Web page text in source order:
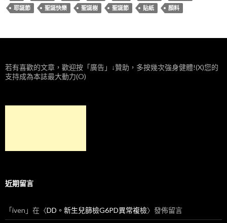
耶誕節
聖誕快樂 聖誕樹 聖誕節 貼紙 顏料
若有喜歡的文章，歡迎按「廣告」↓贊助，多按幾次強身健體!(X)您的
支持成為本誌最大動力(O)
近期留言
「iven 」在〈DD。新生兒篩檢G6PD異常複檢〉發佈留言